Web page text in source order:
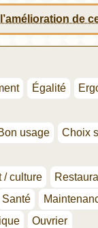
de
Égalité
usage Choix
/ culture
Santé
Ouvrier